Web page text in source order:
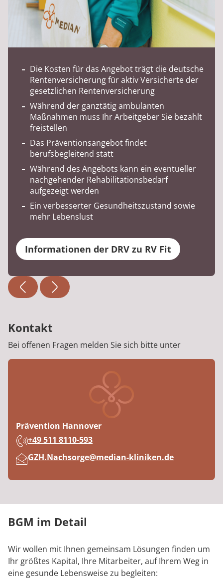
Die Kosten für das Angebot trägt die deutsche
Rentenversicherung für aktiv Versicherte der
gesetzlichen Rentenversicherung
Während der ganztätig ambulanten
Maßnahmen muss Ihr Arbeitgeber Sie bezahlt
freistellen
Das Präventionsangebot findet
berufsbegleitend statt
Während des Angebots kann ein eventueller
nachgehender Rehabilitationsbedarf
aufgezeigt werden
Ein verbesserter Gesundheitszustand sowie
mehr Lebenslust
Informationen der DRV zu RV Fit
Kontakt
Bei offenen Fragen melden Sie sich bitte unter
Prävention Hannover
Telefon:
+49 511 8110-593
E-Mail:GZH.Nachsorge@median-kliniken.de
BGM im Detail
Wir wollen mit Ihnen gemeinsam Lösungen finden um
Ihr größtes Kapital, Ihre Mitarbeiter, auf Ihrem Weg in
eine gesunde Lebensweise zu begleiten: